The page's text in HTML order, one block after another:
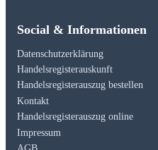
Social & Informationen
Datenschutzerklärung
Handelsregisterauskunft
Handelsregisterauszug bestellen
Kontakt
Handelsregisterauszug online
Impressum